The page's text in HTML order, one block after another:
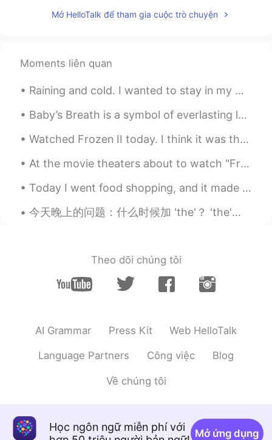
@나나고마워요 💕
나나 2020.07.04 02:51
저는 어제 탕수육과 자장면을 먹었어요.
자장면 땡겼는데 드디어 먹
어요!
자장면이땡겼는데 드디어 먹게 어요!
Mở HelloTalk để tham gia cuộc trò chuyện
Moments liên quan
Raining and cold. I wanted to stay in my warm cozy bed but had to go to the gym. Consistency is...
Baby’s Breath is a symbol of everlasting love, pureness, and innocence. These flowers are form de...
Watched Frozen II today. I think it was the perfect movie to watch on Christmas Day; beautiful mu...
At the movie theaters about to watch "Free Guy" with my children. Hope it's a good movie. Looks l...
Today I went food shopping, and it made my day. Four store workers said, “Have a nice day” to me...
今天晚上的问题：什么时候加 'the'？ 'the'是重视什么？ The KTV 还是 KTV? 没有'the'：（说KTV这个活动） 如：KTV is something all for...
Theo dõi chúng tôi
AI Grammar Press Kit Web HelloTalk
Language Partners Công việc Blog
Về chúng tôi
Học ngôn ngữ miễn phí với
Mở ứng dụng